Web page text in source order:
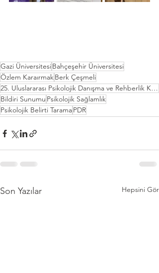
Gazi ÜniversitesiBahçeşehir Üniversitesi
Özlem KaraırmakBerk Çeşmeli
25. Uluslararası Psikolojik Danışma ve Rehberlik Kongresi
Bildiri Sunumu Psikolojik Sağlamlık
Psikolojik Belirti TaramaPDR
Son Yazılar Hepsini Gör